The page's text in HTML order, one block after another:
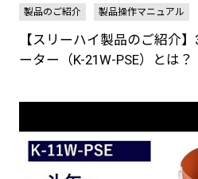
製品のご紹介 製品操作マニュアル
【スリーハイ製品のご紹介
ーター（K-21W-PSE）とは？